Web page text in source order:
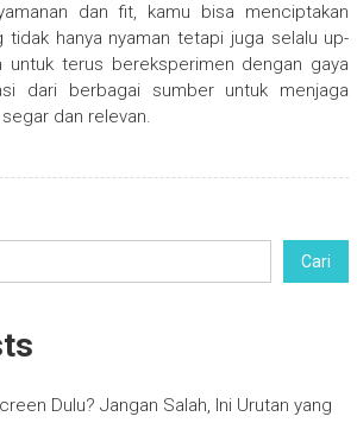
dan fit, kamu bisa menciptakan
tidak hanya nyaman tetapi juga selalu up-
untuk terus bereksperimen dengan gaya
dari berbagai sumber untuk menjaga
dan relevan.
Cari
Dulu? Jangan Salah, Ini Urutan yang